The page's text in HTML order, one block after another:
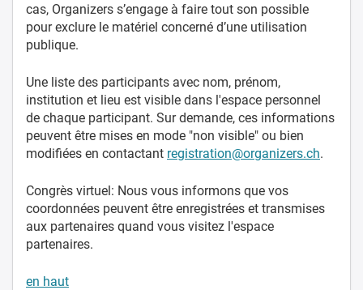
cas, Organizers s’engage à faire tout son possible
pour exclure le matériel concerné d’une utilisation
publique.
Une liste des participants avec nom, prénom,
institution et lieu est visible dans l'espace personnel
de chaque participant. Sur demande, ces informations
peuvent être mises en mode "non visible" ou bien
modifiées en contactant registration@organizers.ch.
Congrès virtuel: Nous vous informons que vos
coordonnées peuvent être enregistrées et transmises
aux partenaires quand vous visitez l'espace
partenaires.
en haut